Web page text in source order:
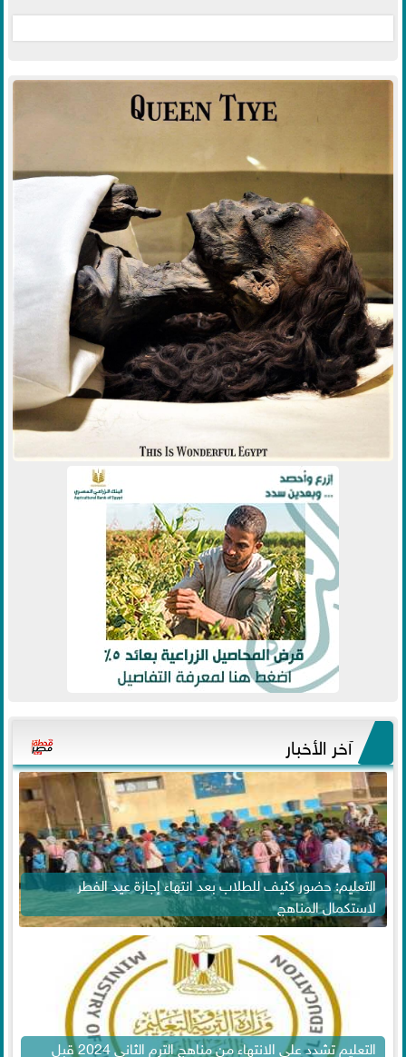
آخر الأخبار
التعليم: حضور كثيف للطلاب بعد انتهاء إجازة عيد الفطر
لاستكمال المناهج
التعليم تشدد على الانتهاء من مناهج الترم الثاني 2024 قبل